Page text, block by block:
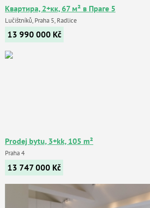
Квартира, 2+кк, 67 м² в Праге 5
Lučištníků, Praha 5, Radlice
13 990 000 Kč
Prodej bytu, 3+kk, 105 m²
Praha 4
13 747 000 Kč